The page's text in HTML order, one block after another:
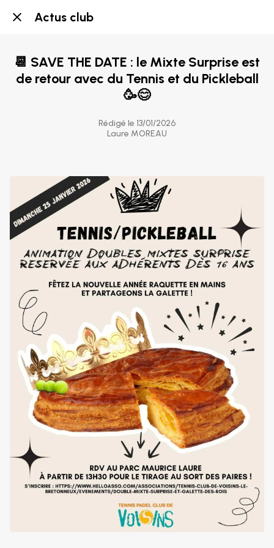
Actus club
📆 SAVE THE DATE : le Mixte Surprise est
de retour avec du Tennis et du Pickleball
🥳😊
Rédigé le 13/01/2026
Laure MOREAU